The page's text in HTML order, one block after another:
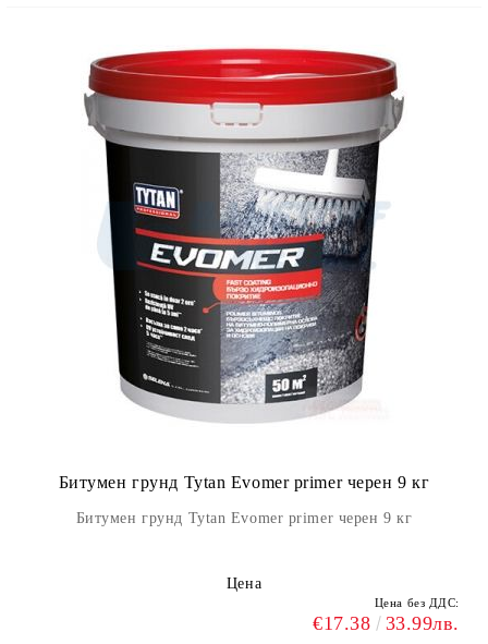
Битумен грунд Tytan Evomer primer черен 9 кг
Битумен грунд Tytan Evomer primer черен 9 кг
Цена
Цена без ДДС:
€17.38 33.99лв.